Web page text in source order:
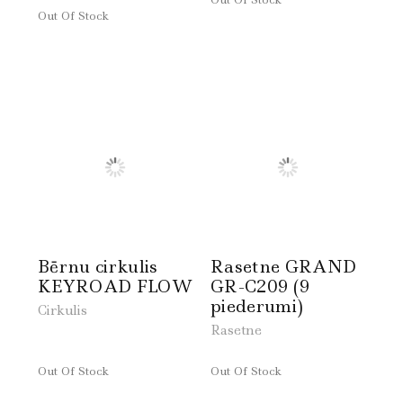
Out Of Stock
Bērnu cirkulis
KEYROAD FLOW
Cirkulis
Out Of Stock
Rasetne GRAND
GR-C209 (9
piederumi)
Rasetne
Out Of Stock